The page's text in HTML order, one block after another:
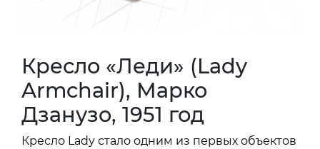
Кресло «Леди» (Lady
Armchair), Марко
Дзанузо, 1951 год
Кресло Lady стало одним из первых объектов